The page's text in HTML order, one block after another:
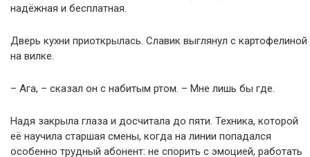
надёжная и бесплатная.
Дверь кухни приоткрылась. Славик выглянул с картофелиной
на вилке.
– Ага, – сказал он с набитым ртом. – Мне лишь бы где.
Надя закрыла глаза и досчитала до пяти. Техника, которой
её научила старшая смены, когда на линии попадался
особенно трудный абонент: не спорить с эмоцией, работать